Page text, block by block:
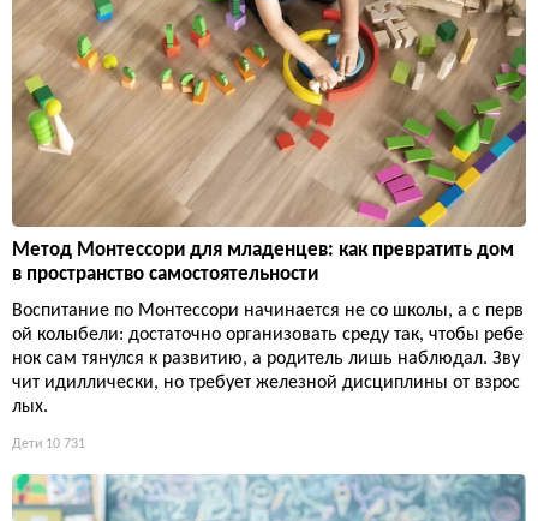
Метод Монтессори для младенцев: как превратить дом
в пространство самостоятельности
Воспитание по Монтессори начинается не со школы, а с перв
ой колыбели: достаточно организовать среду так, чтобы ребе
нок сам тянулся к развитию, а родитель лишь наблюдал. Зву
чит идиллически, но требует железной дисциплины от взрос
лых.
Дети 10 731